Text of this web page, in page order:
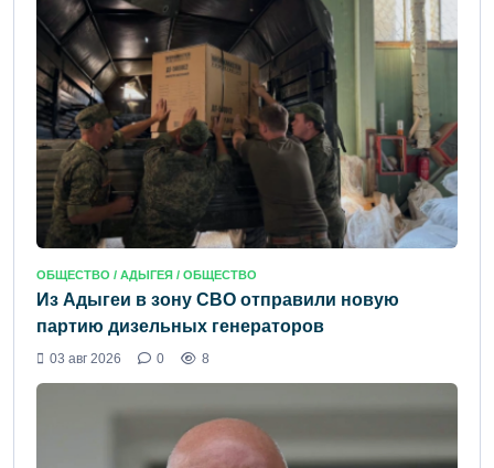
ОБЩЕСТВО / АДЫГЕЯ / ОБЩЕСТВО
Из Адыгеи в зону СВО отправили новую
партию дизельных генераторов
03 авг 2026 0 8